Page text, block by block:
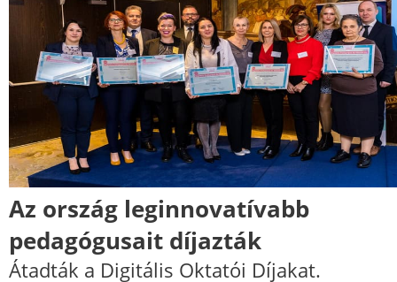
Az ország leginnovatívabb
pedagógusait díjazták
Átadták a Digitális Oktatói Díjakat.